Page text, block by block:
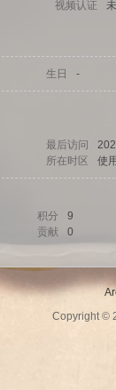
视频认证
生日 -
最后访问
所在时区 使
积分 9
贡献 0
Copyright ©